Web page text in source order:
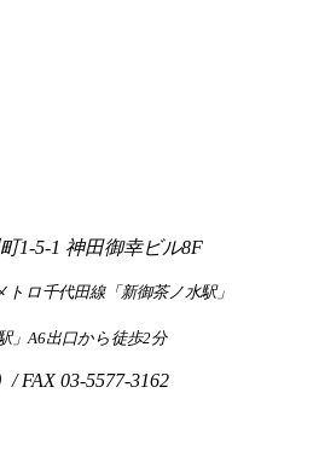
1-5-1 神田御幸ビル8F
ロ千代田線「新御茶ノ水駅」
」A6出口から徒歩2分
/ FAX 03-5577-3162